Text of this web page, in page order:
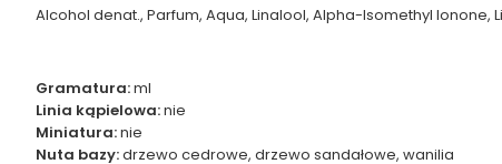
Alcohol denat., Parfum, Aqua, Linalool, Alpha-Isomethyl Ionone,
Gramatura:ml
Linia kąpielowa:nie
Miniatura:nie
Nuta bazy:drzewo cedrowe, drzewo sandałowe, wanilia